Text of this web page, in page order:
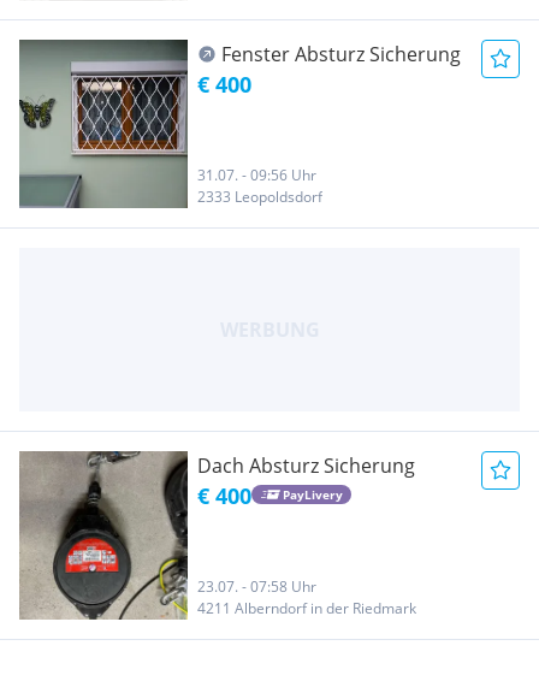
Fenster Absturz Sicherung
€ 400
31.07. - 09:56 Uhr
2333 Leopoldsdorf
Dach Absturz Sicherung
€ 400 PayLivery
23.07. - 07:58 Uhr
4211 Alberndorf in der Riedmark